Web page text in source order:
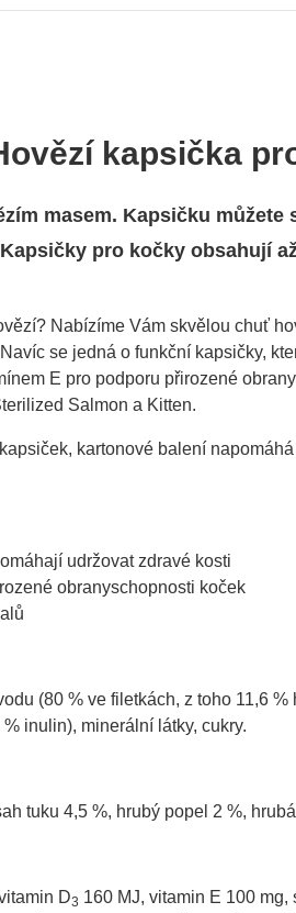
kapsička
masem. Kapsičku
pro kočky obsahují
Nabízíme Vám skvělou chuť
se jedná o funkční kapsičky,
E pro podporu přirozené
Salmon a Kitten.
kapsiček, kartonové balení
udržovat zdravé kosti
obranyschopnosti koček
(80 % ve filetkách, z toho 11,6
inulin), minerální látky, cukry.
tuku 4,5 %, hrubý popel 2 %,
D3 160 MJ, vitamin E 100